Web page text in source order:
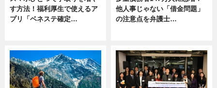
す方法！福利厚生で使えるア
プリ「ベネステ確定…
他人事じゃない「借金問題」
の注意点を弁護士…